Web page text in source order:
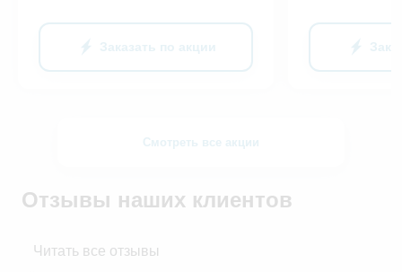
Заказать по акции
Смотреть все акции
Отзывы наших клиентов
Читать все отзывы